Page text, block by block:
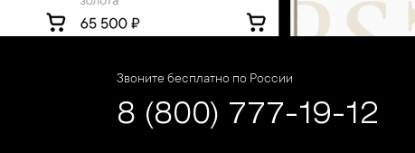
Звоните бесплатно по России
8 (800) 777-19-12